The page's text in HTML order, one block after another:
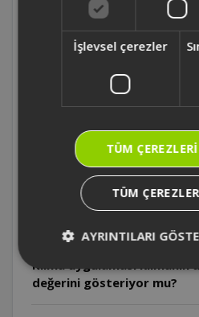
kadardır?
Arzum Tesla 12.000 BTU
Klima ısıtma verimliliği
Arzum Tesla 12.000 BTU
Klima soğutma verimliliği
Arzum Tesla 12.000 BTU
Klima uygulaması klimanın
değerini gösteriyor mu?
İşlevsel çerezler
TÜM
TÜM
AYRINTILARI